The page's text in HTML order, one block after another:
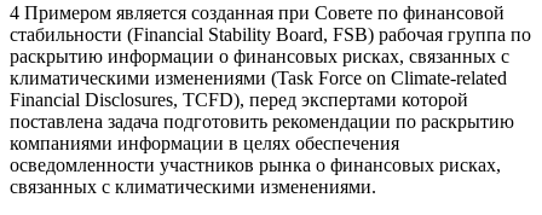
4 Примером является созданная при Совете по финансовой
стабильности (Financial Stability Board, FSB) рабочая группа по
раскрытию информации о финансовых рисках, связанных с
климатическими изменениями (Task Force on Climate-related
Financial Disclosures, TCFD), перед экспертами которой
поставлена задача подготовить рекомендации по раскрытию
компаниями информации в целях обеспечения
осведомленности участников рынка о финансовых рисках,
связанных с климатическими изменениями.